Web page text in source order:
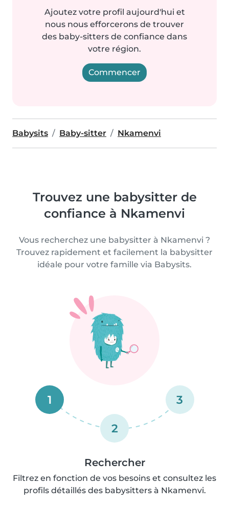
Ajoutez votre profil aujourd'hui et
nous nous efforcerons de trouver
des baby-sitters de confiance dans
votre région.
Commencer
Babysits Baby-sitter Nkamenvi
Trouvez une babysitter de
confiance à Nkamenvi
Vous recherchez une babysitter à Nkamenvi ?
Trouvez rapidement et facilement la babysitter
idéale pour votre famille via Babysits.
1
2
3
Rechercher
Filtrez en fonction de vos besoins et consultez les
profils détaillés des babysitters à Nkamenvi.